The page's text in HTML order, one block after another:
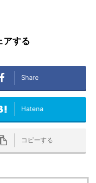
アする
Share
Hatena
コピーする